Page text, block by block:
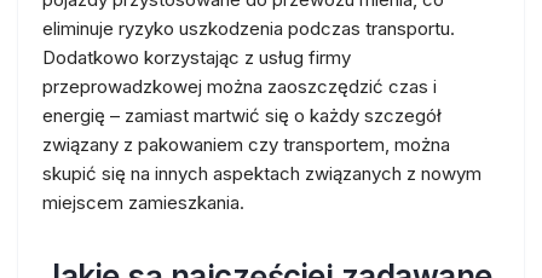
eliminuje ryzyko uszkodzenia podczas transportu.
Dodatkowo korzystając z usług firmy
przeprowadzkowej można zaoszczędzić czas i
energię – zamiast martwić się o każdy szczegół
związany z pakowaniem czy transportem, można
skupić się na innych aspektach związanych z nowym
miejscem zamieszkania.